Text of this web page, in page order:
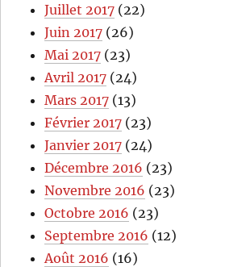
Juillet 2017 (22)
Juin 2017 (26)
Mai 2017 (23)
Avril 2017 (24)
Mars 2017 (13)
Février 2017 (23)
Janvier 2017 (24)
Décembre 2016 (23)
Novembre 2016 (23)
Octobre 2016 (23)
Septembre 2016 (12)
Août 2016 (16)